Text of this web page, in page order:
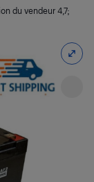
du vendeur 4,7;